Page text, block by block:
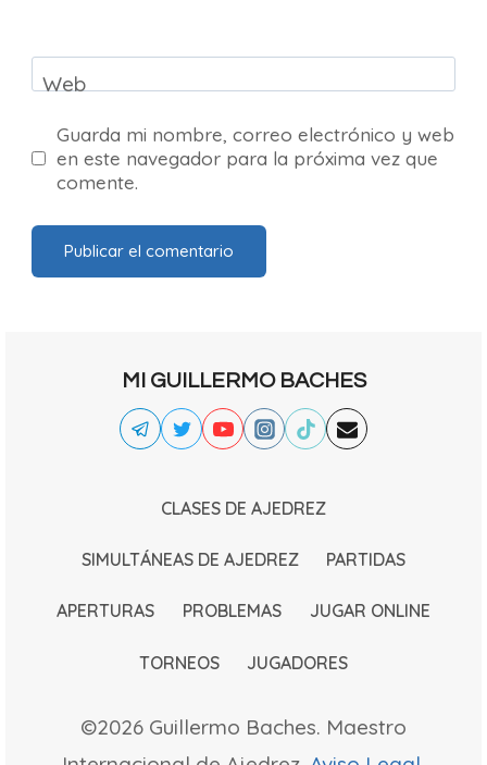
Web
Guarda mi nombre, correo electrónico y web
en este navegador para la próxima vez que
comente.
MI GUILLERMO BACHES
CLASES DE AJEDREZ
SIMULTÁNEAS DE AJEDREZ PARTIDAS
APERTURAS PROBLEMAS JUGAR ONLINE
TORNEOS JUGADORES
©2026 Guillermo Baches. Maestro